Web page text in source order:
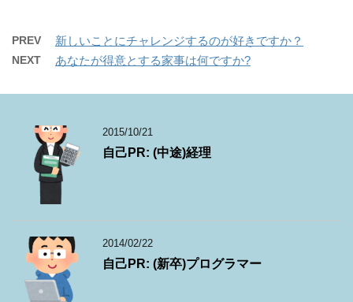
PREV 新しいことにチャレンジするのが好きですか？
NEXT あなたが得意とする家事は何ですか?
2015/10/21
自己PR: (中途)経理
2014/02/22
自己PR: (新卒)プログラマー